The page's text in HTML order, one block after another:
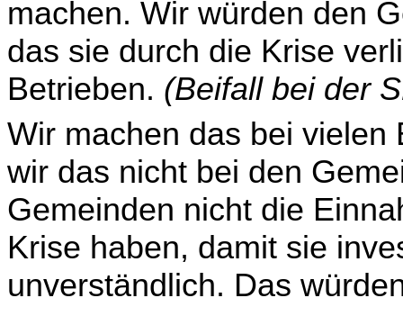
machen. Wir würden den
das sie durch die Krise
Betrieben. (Beifall bei der
Wir machen das bei vielen
wir das nicht bei den
Gemeinden nicht die
Krise haben, damit sie
unverständlich. Das